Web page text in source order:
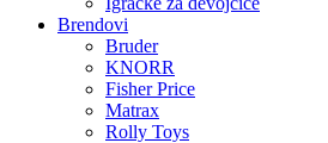
Brendovi
Bruder
KNORR
Fisher Price
Matrax
Rolly Toys